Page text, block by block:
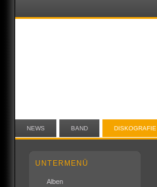
NEWS BAND DISKOGRAFIE
UNTERMENÜ
Alben